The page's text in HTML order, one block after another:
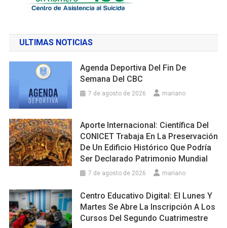
ULTIMAS NOTICIAS
Agenda Deportiva Del Fin De
Semana Del CBC
7 de agosto de 2026 mariano
Aporte Internacional: Científica Del
CONICET Trabaja En La Preservación
De Un Edificio Histórico Que Podría
Ser Declarado Patrimonio Mundial
7 de agosto de 2026 mariano
Centro Educativo Digital: El Lunes Y
Martes Se Abre La Inscripción A Los
Cursos Del Segundo Cuatrimestre